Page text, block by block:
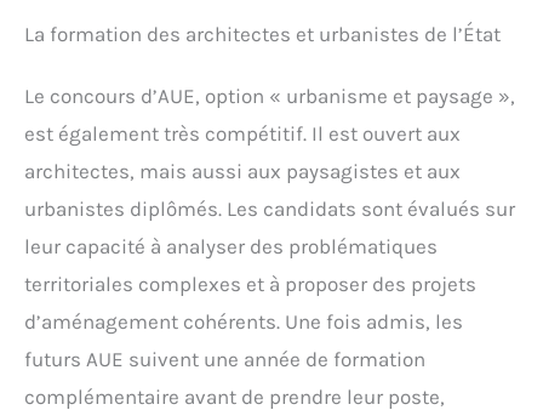
La formation des architectes et urbanistes de l’État
Le concours d’AUE, option « urbanisme et paysage »,
est également très compétitif. Il est ouvert aux
architectes, mais aussi aux paysagistes et aux
urbanistes diplômés. Les candidats sont évalués sur
leur capacité à analyser des problématiques
territoriales complexes et à proposer des projets
d’aménagement cohérents. Une fois admis, les
futurs AUE suivent une année de formation
complémentaire avant de prendre leur poste,